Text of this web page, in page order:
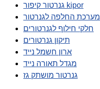
גנרטור קיפור kipor
מערכת החלפה לגנרטור
חלקי חילוף לגנרטורים
תיקון גנרטורים
ארון חשמל נייד
מגדל תאורה נייד
גנרטור מושתק גז